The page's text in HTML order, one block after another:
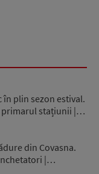
plin sezon estival.
primarul stațiunii |…
din Covasna.
|…